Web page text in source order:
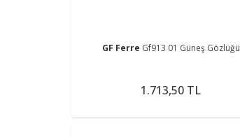
GF Ferre Gf913 01 Güneş Gözlüğü
1.713,50 TL